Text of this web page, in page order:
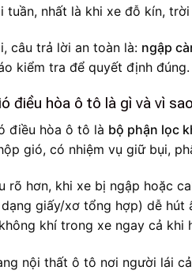
tuần, nhất là khi xe đỗ kín,
câu trả lời an toàn là: ngập
kiểm tra để quyết định đúng.
điều hòa ô tô là gì và vì
điều hòa ô tô là bộ phận lọc
gió, có nhiệm vụ giữ bụi,
rõ hơn, khi xe bị ngập hoặc
giấy/xơ tổng hợp) dễ hút
khí trong xe ngay cả khi